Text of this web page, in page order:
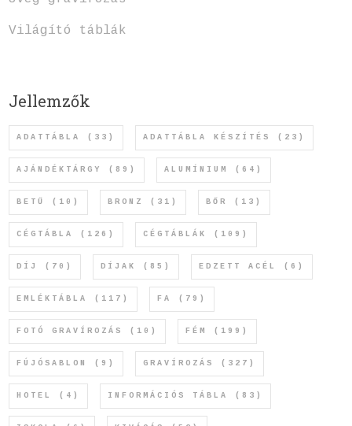
Világító táblák
Jellemzők
ADATTÁBLA (33) ADATTÁBLA KÉSZÍTÉS (23)
AJÁNDÉKTÁRGY (89) ALUMÍNIUM (64)
BETŰ (10) BRONZ (31) BŐR (13)
CÉGTÁBLA (126) CÉGTÁBLÁK (109)
DÍJ (70) DÍJAK (85) EDZETT ACÉL (6)
EMLÉKTÁBLA (117) FA (79)
FOTÓ GRAVÍROZÁS (10) FÉM (199)
FÚJÓSABLON (9) GRAVÍROZÁS (327)
HOTEL (4) INFORMÁCIÓS TÁBLA (83)